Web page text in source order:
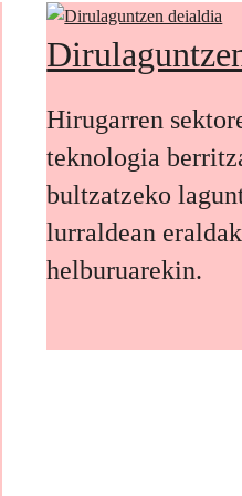
Hirugarren
teknologia
bultzatzeko
lurraldean
helburuarekin.